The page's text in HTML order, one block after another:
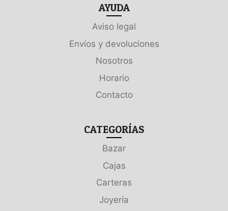
AYUDA
Aviso legal
Envíos y devoluciones
Nosotros
Horario
Contacto
CATEGORÍAS
Bazar
Cajas
Carteras
Joyería